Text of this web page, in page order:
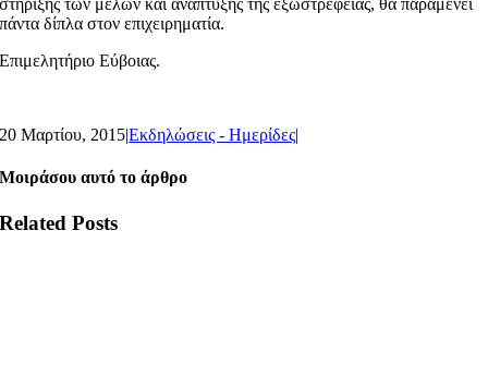
στήριξης των μελών και ανάπτυξης της εξωστρέφειας, θα παραμένει
πάντα δίπλα στον επιχειρηματία.
Επιμελητήριο Εύβοιας.
20 Μαρτίου, 2015|Εκδηλώσεις - Ημερίδες|
Μοιράσου αυτό το άρθρο
Related Posts